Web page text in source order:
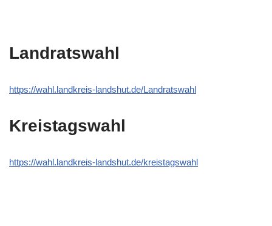
Landratswahl
https://wahl.landkreis-landshut.de/Landratswahl
Kreistagswahl
https://wahl.landkreis-landshut.de/kreistagswahl